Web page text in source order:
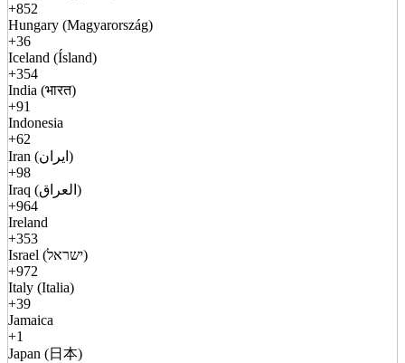
+852
Hungary (Magyarország)
+36
Iceland (Ísland)
+354
India (भारत)
+91
Indonesia
+62
Iran (ایران)
+98
Iraq (العراق)
+964
Ireland
+353
Israel (ישראל)
+972
Italy (Italia)
+39
Jamaica
+1
Japan (日本)